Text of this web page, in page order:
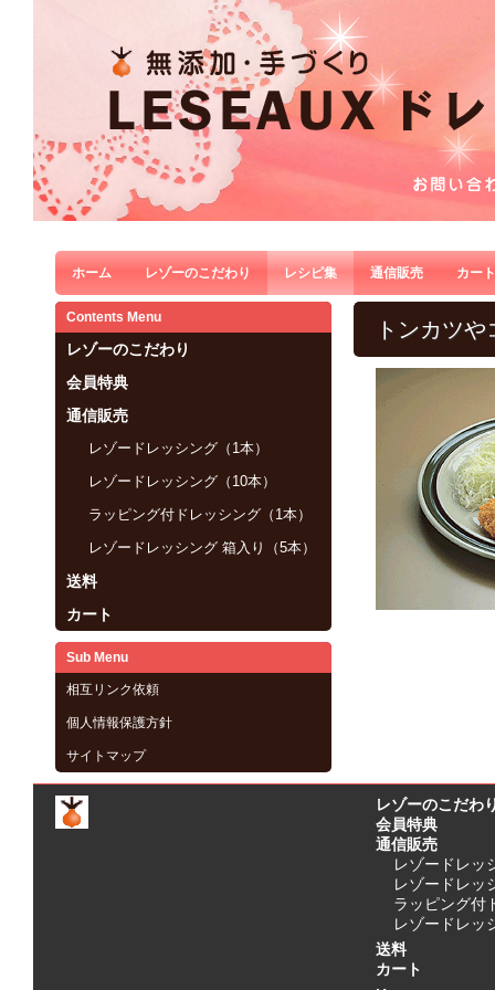
ホーム レゾーのこだわり レシピ集 通信販売 カート
トンカツ
Contents Menu
レゾーのこだわり
会員特典
通信販売
レゾードレッシング（1本）
レゾードレッシング（10本）
ラッピング付ドレッシング（1本）
レゾードレッシング 箱入り（5本）
送料
カート
Sub Menu
相互リンク依頼
個人情報保護方針
サイトマップ
レゾーのこだわ
会員特典
通信販売
レゾードレッ
レゾードレッ
ラッピング付
レゾードレッ
送料
カート